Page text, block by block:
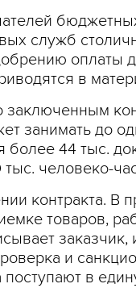
служб
оплаты
в
занимать до
более 44 тыс.
человеко-
контракта. В
товаров,
заказчик,
и
поступают в